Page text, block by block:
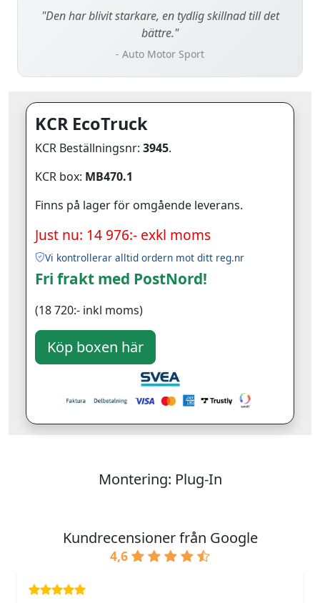
"Den har blivit starkare, en tydlig skillnad till det
bättre."
- Auto Motor Sport
KCR EcoTruck
KCR Beställningsnr: 3945.
KCR box: MB470.1
Finns på lager för omgående leverans.
Just nu: 14 976:- exkl moms
Vi kontrollerar alltid ordern mot ditt reg.nr
Fri frakt med PostNord!
(18 720:- inkl moms)
Montering: Plug-In
Kundrecensioner från Google
4,6